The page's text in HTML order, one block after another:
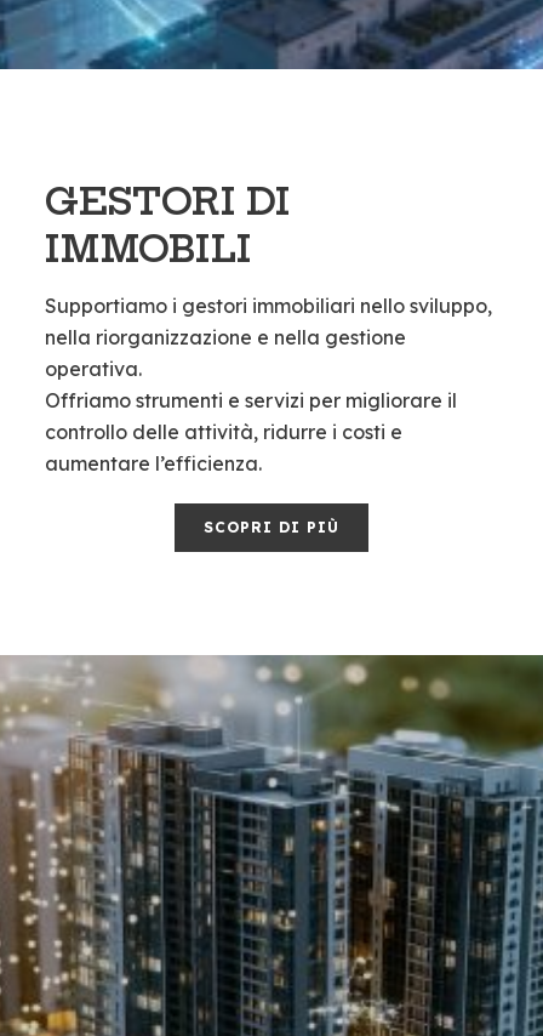
GESTORI DI
IMMOBILI
Supportiamo i gestori immobiliari nello sviluppo,
nella riorganizzazione e nella gestione
operativa.
Offriamo strumenti e servizi per migliorare il
controllo delle attività, ridurre i costi e
aumentare l’efficienza.
SCOPRI DI PIÙ